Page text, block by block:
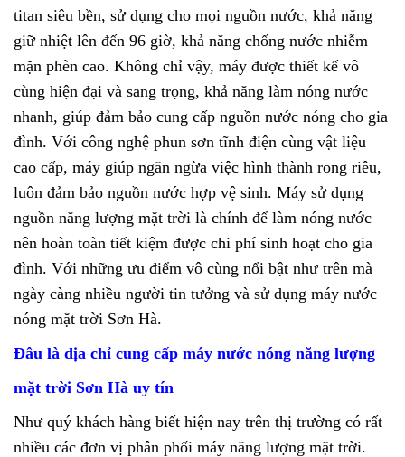
titan siêu bền, sử dụng cho mọi nguồn nước, khả năng
giữ nhiệt lên đến 96 giờ, khả năng chống nước nhiễm
mặn phèn cao. Không chỉ vậy, máy được thiết kế vô
cùng hiện đại và sang trọng, khả năng làm nóng nước
nhanh, giúp đảm bảo cung cấp nguồn nước nóng cho gia
đình. Với công nghệ phun sơn tĩnh điện cùng vật liệu
cao cấp, máy giúp ngăn ngừa việc hình thành rong riêu,
luôn đảm bảo nguồn nước hợp vệ sinh. Máy sử dụng
nguồn năng lượng mặt trời là chính để làm nóng nước
nên hoàn toàn tiết kiệm được chi phí sinh hoạt cho gia
đình. Với những ưu điểm vô cùng nổi bật như trên mà
ngày càng nhiều người tin tưởng và sử dụng máy nước
nóng mặt trời Sơn Hà.
Đâu là địa chỉ cung cấp máy nước nóng năng lượng
mặt trời Sơn Hà uy tín
Như quý khách hàng biết hiện nay trên thị trường có rất
nhiều các đơn vị phân phối máy năng lượng mặt trời.